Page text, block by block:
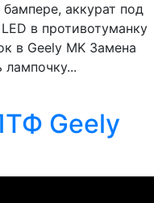
аккурат под
в противотуманку
в Geely MK Замена
Geely